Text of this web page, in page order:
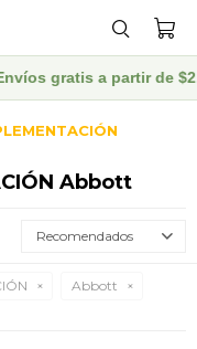
gratis a partir de
Abbott
Recomendados
Abbott